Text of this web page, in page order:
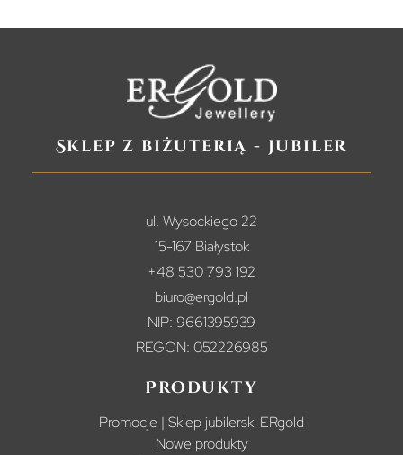
Sklep z biżuterią - jubiler
ul. Wysockiego 22
15-167 Białystok
+48 530 793 192
biuro@ergold.pl
NIP: 9661395939
REGON: 052226985
Produkty
Promocje | Sklep jubilerski ERgold
Nowe produkty